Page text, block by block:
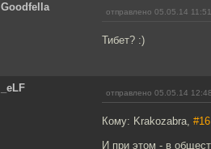
Goodfella отправлено 05.05.14 11:51
Тибет? :)
_eLF отправлено 05.05.14 12:48
Кому: Krakozabra, #16
И при этом - в